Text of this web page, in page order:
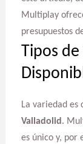
Multiplay
presupuestos
Tipos
La variedad es
Valladolid.
es único y, por